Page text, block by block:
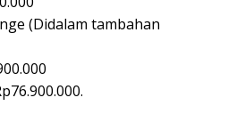
(Didalam tambahan